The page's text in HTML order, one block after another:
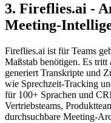
3. Fireflies.ai -
Meeting-
Fireflies.ai ist für Teams
Maßstab benötigen. Es
generiert Transkripte und
wie Sprechzeit-Tracking
für 100+ Sprachen und
Vertriebsteams,
durchsuchbare Meeting-